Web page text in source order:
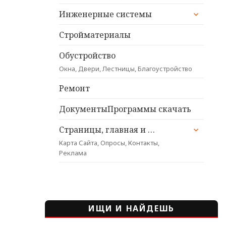
Инженерные системы
раскрыть
Стройматериалы
Обустройство
Окна, Двери, Лестницы, Благоустройство
Ремонт
ДокументыПрограммы скачать
Страницы, главная и …
Карта Сайта, Опросы, Контакты,
Реклама
раскрыть
ИЩИ И НАЙДЕШЬ